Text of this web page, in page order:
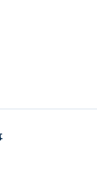
別価格で宿泊可能で